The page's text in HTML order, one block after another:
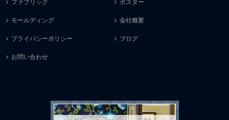
ファブリック ポスター
モールディング 会社概要
プライバシーポリシー ブログ
お問い合わせ